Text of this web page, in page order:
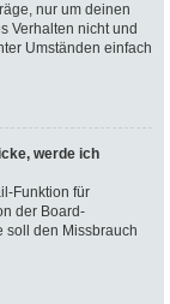
nur um deinen
Verhalten nicht und
Umständen einfach
werde ich
Funktion für
der Board-
soll den Missbrauch